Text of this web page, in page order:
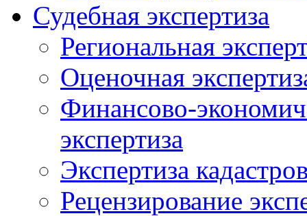
Судебная экспертиза
Региональная
Оценочная
Финансово-
экспертиза
Экспертиза
Рецензирование